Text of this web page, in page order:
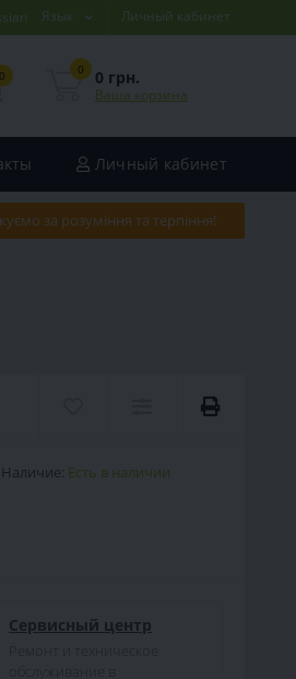
Язык Личный кабинет
0 0 0 грн.
Ваша корзина
Личный кабинет
за розуміння та терпіння!
Наличие: Есть в наличии
Сервисный центр